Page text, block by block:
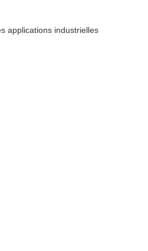
applications industrielles